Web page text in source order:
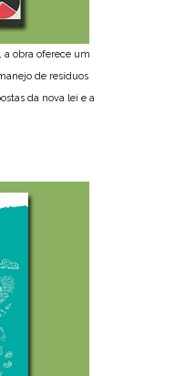
a obra oferece um
de resíduos
da nova lei e a